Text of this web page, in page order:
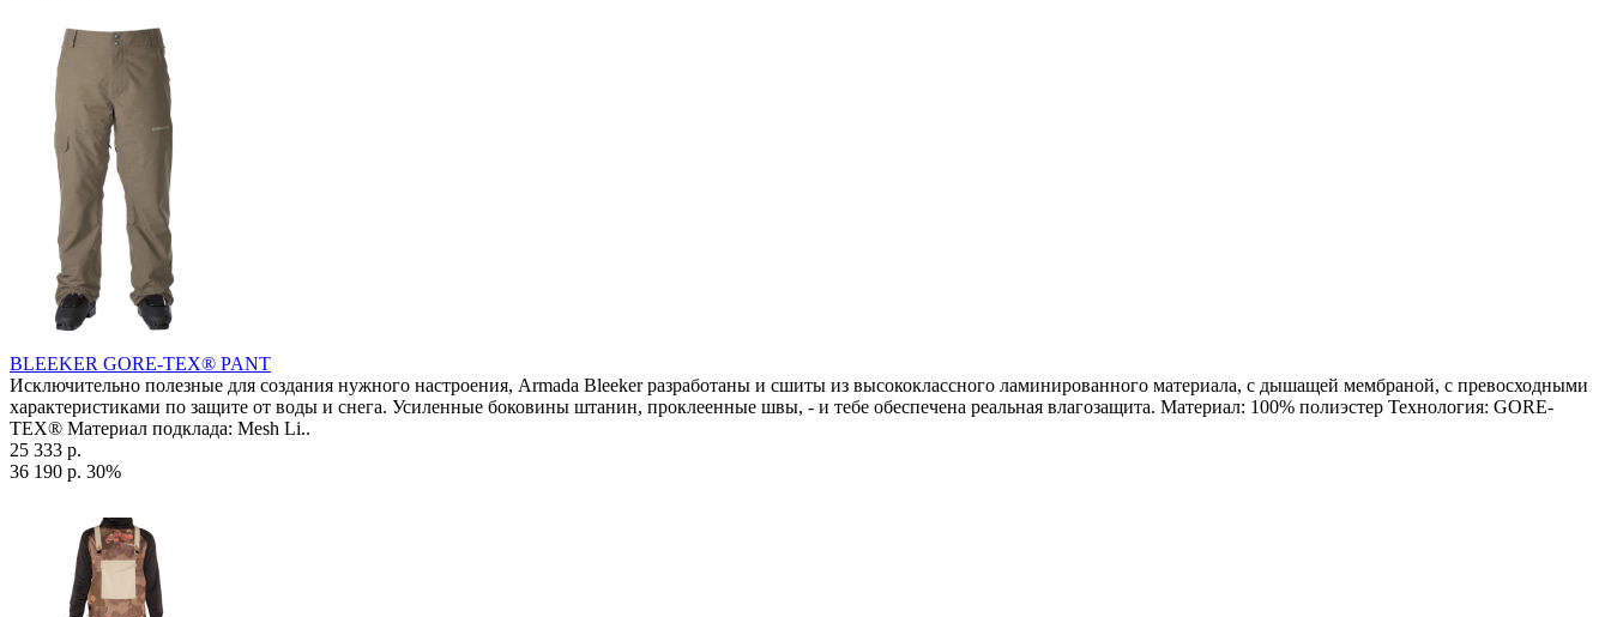
BLEEKER GORE-TEX® PANT
Исключительно полезные для создания нужного настроения, Armada Bleeker разработаны и сшиты из высококлассного ламинированного материала, с дышащей мембраной, с превосходными
характеристиками по защите от воды и снега. Усиленные боковины штанин, проклеенные швы, - и тебе обеспечена реальная влагозащита. Материал: 100% полиэстер Технология: GORE-
TEX® Материал подклада: Mesh Li..
25 333 р.
36 190 р. 30%